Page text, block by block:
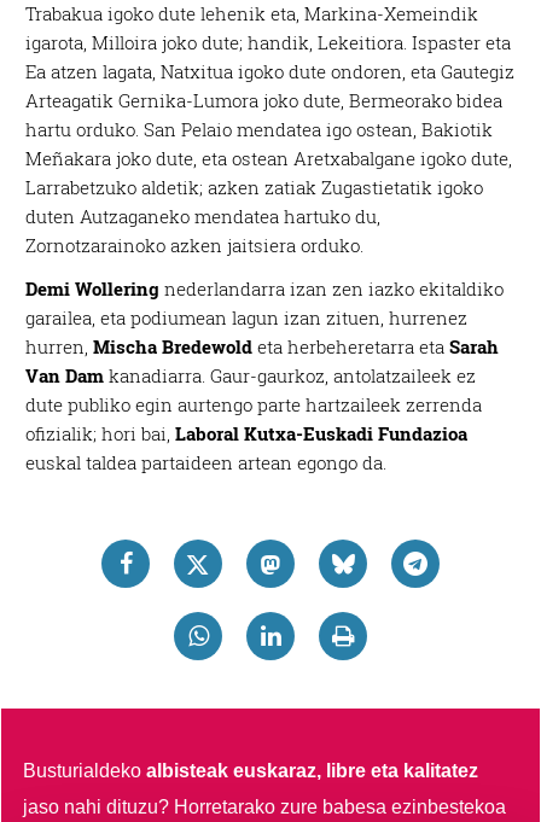
Trabakua igoko dute lehenik eta, Markina-Xemeindik
igarota, Milloira joko dute; handik, Lekeitiora. Ispaster eta
Ea atzen lagata, Natxitua igoko dute ondoren, eta Gautegiz
Arteagatik Gernika-Lumora joko dute, Bermeorako bidea
hartu orduko. San Pelaio mendatea igo ostean, Bakiotik
Meñakara joko dute, eta ostean Aretxabalgane igoko dute,
Larrabetzuko aldetik; azken zatiak Zugastietatik igoko
duten Autzaganeko mendatea hartuko du,
Zornotzarainoko azken jaitsiera orduko.
Demi Wollering nederlandarra izan zen iazko ekitaldiko
garailea, eta podiumean lagun izan zituen, hurrenez
hurren, Mischa Bredewold eta herbeheretarra etaSarah
Van Dam kanadiarra. Gaur-gaurkoz, antolatzaileek ez
dute publiko egin aurtengo parte hartzaileek zerrenda
ofizialik; hori bai,Laboral Kutxa-Euskadi Fundazioa
euskal taldea partaideen artean egongo da.
Busturialdekoalbisteak euskaraz, libre eta kalitatez
jaso nahi dituzu? Horretarako zure babesa ezinbestekoa